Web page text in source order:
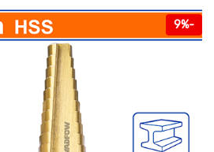
-
9%